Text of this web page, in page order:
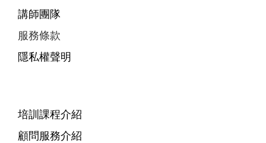
講師團隊
服務條款
隱私權聲明
培訓課程介紹
顧問服務介紹